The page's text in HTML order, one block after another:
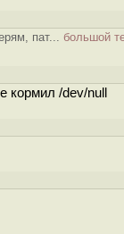
пат... большой
кормил /dev/null